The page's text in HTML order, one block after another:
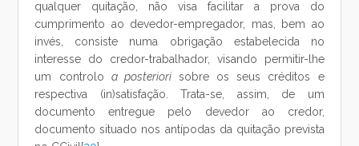
qualquer quitação, não visa facilitar a prova do
cumprimento ao devedor-empregador, mas, bem ao
invés, consiste numa obrigação estabelecida no
interesse do credor-trabalhador, visando permitir-lhe
um controlo a posteriorisobre os seus créditos e
respectiva (in)satisfação. Trata-se, assim, de um
documento entregue pelo devedor ao credor,
documento situado nos antípodas da quitação prevista